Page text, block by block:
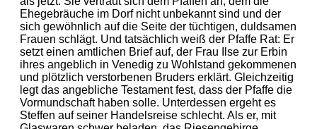
Ehegebräuche im Dorf nicht unbekannt sind und der
sich gewöhnlich auf die Seite der tüchtigen, duldsamen
Frauen schlägt. Und tatsächlich weiß der Pfaffe Rat: Er
setzt einen amtlichen Brief auf, der Frau Ilse zur Erbin
ihres angeblich in Venedig zu Wohlstand gekommenen
und plötzlich verstorbenen Bruders erklärt. Gleichzeitig
legt das angebliche Testament fest, dass der Pfaffe die
Vormundschaft haben solle. Unterdessen ergeht es
Steffen auf seiner Handelsreise schlecht. Als er, mit